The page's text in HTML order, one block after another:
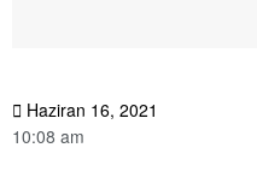
Haziran 16, 2021
10:08 am